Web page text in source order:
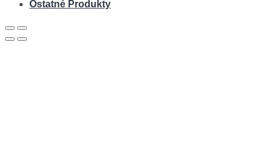
Ostatné Produkty